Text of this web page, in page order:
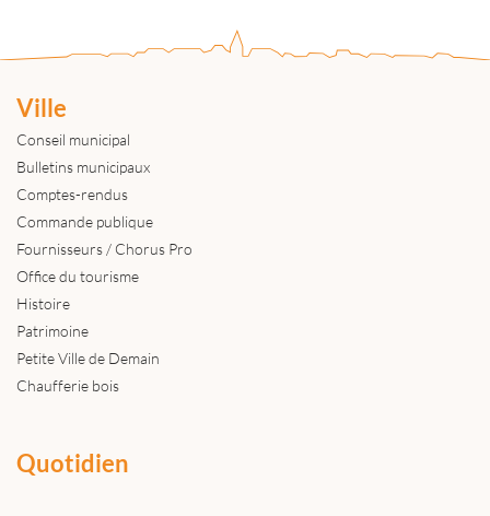
Ville
Conseil municipal
Bulletins municipaux
Comptes-rendus
Commande publique
Fournisseurs / Chorus Pro
Office du tourisme
Histoire
Patrimoine
Petite Ville de Demain
Chaufferie bois
Quotidien